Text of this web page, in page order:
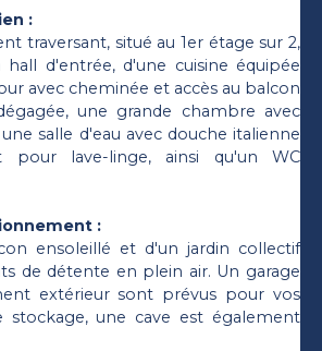
:
traversant, situé au 1er étage sur 2,
d'entrée, d'une cuisine équipée
avec cheminée et accès au balcon
une grande chambre avec
salle d'eau avec douche italienne
pour lave-linge, ainsi qu'un WC
:
ensoleillé et d'un jardin collectif
de détente en plein air. Un garage
extérieur sont prévus pour vos
stockage, une cave est également